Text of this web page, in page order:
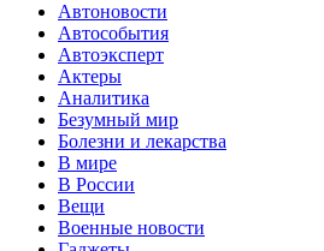
Автоновости
Автособытия
Автоэксперт
Актеры
Аналитика
Безумный мир
Болезни и лекарства
В мире
В России
Вещи
Военные новости